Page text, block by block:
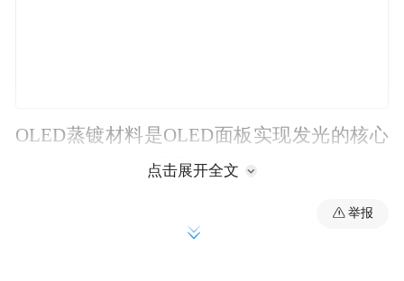
OLED蒸镀材料是OLED面板实现发光的核心
功能材料。彼时我国企业还没有能够充分掌
点击展开全文
举报